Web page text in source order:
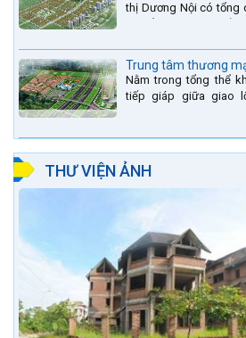
thị Dương Nội có tổng
Trung tâm thương
Nằm trong tổng thể
tiếp giáp giữa giao
THƯ VIỆN ẢNH